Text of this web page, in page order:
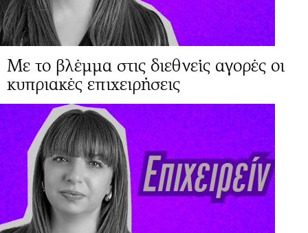
Με το βλέμμα στις διεθνείς αγορές οι
κυπριακές επιχειρήσεις